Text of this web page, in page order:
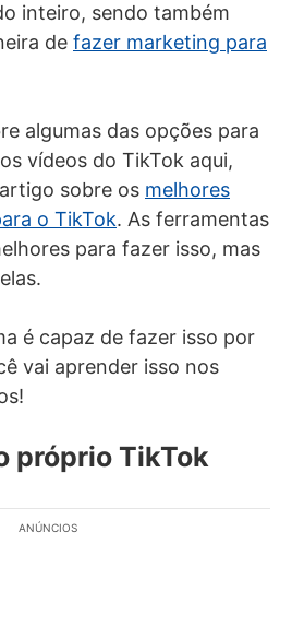
inteiro, sendo também
de fazer marketing para
algumas das opções para
vídeos do TikTok aqui,
sobre os melhores
o TikTok. As ferramentas
para fazer isso, mas
é capaz de fazer isso por
vai aprender isso nos
próprio TikTok
ANÚNCIOS